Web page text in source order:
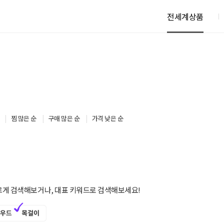
전세계상품
찜 많은 순 구매 많은 순 가격 낮은 순
검색해보거나, 대표 키워드로 검색해보세요!